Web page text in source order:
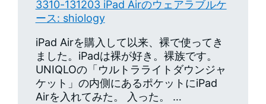
3310-131203 iPad Airのウェアラブルケ
ース: shiology
iPad Airを購入して以来、裸で使ってき
ました。iPadは裸が好き。裸族です。
UNIQLOの「ウルトラライトダウンジャ
ケット」の内側にあるポケットにiPad
Airを入れてみた。 入った。 …